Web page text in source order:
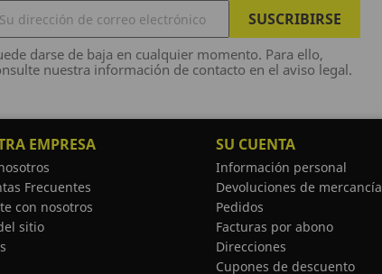
darse de baja en cualquier momento. Para ello,
nuestra información de contacto en el aviso legal.
EMPRESA
Frecuentes
con nosotros
sitio
SU CUENTA
Información personal
Devoluciones de mercancía
Pedidos
Facturas por abono
Direcciones
Cupones de descuento